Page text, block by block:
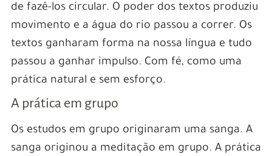
de fazê-los circular. O poder dos textos produziu
movimento e a água do rio passou a correr. Os
textos ganharam forma na nossa língua e tudo
passou a ganhar impulso. Com fé, como uma
prática natural e sem esforço.
A prática em grupo
Os estudos em grupo originaram uma sanga. A
sanga originou a meditação em grupo. A prática